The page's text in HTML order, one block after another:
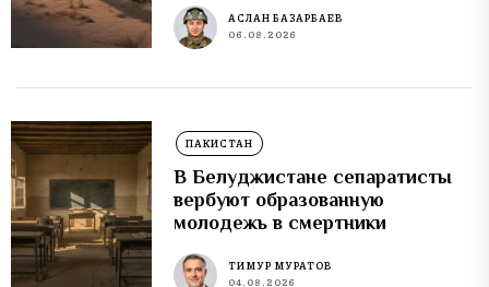
АСЛАН БАЗАРБАЕВ
06.08.2026
ПАКИСТАН
В Белуджистане сепаратисты
вербуют образованную
молодежь в смертники
ТИМУР МУРАТОВ
04.08.2026